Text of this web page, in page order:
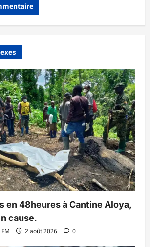
en 48heures à Cantine Aloya,
cause.
2 août 2026 0